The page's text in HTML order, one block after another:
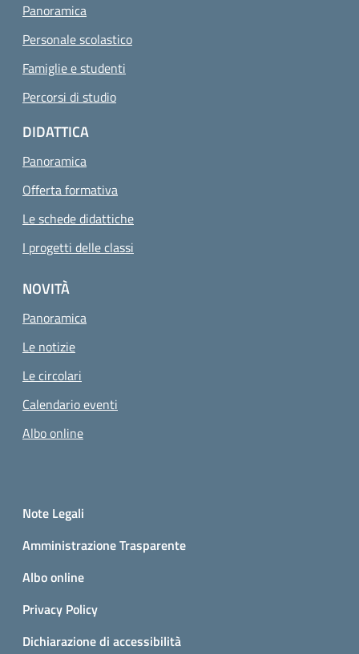
Panoramica
Personale scolastico
Famiglie e studenti
Percorsi di studio
DIDATTICA
Panoramica
Offerta formativa
Le schede didattiche
I progetti delle classi
NOVITÀ
Panoramica
Le notizie
Le circolari
Calendario eventi
Albo online
Small prints
Note Legali
Amministrazione Trasparente
Albo online
Privacy Policy
Dichiarazione di accessibilità